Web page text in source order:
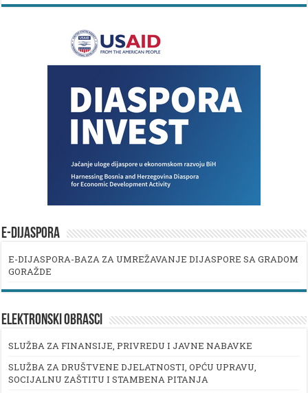
E-DIJASPORA
E-DIJASPORA-BAZA ZA UMREŽAVANJE DIJASPORE SA GRADOM
GORAŽDE
ELEKTRONSKI OBRASCI
SLUŽBA ZA FINANSIJE, PRIVREDU I JAVNE NABAVKE
SLUŽBA ZA DRUŠTVENE DJELATNOSTI, OPĆU UPRAVU,
SOCIJALNU ZAŠTITU I STAMBENA PITANJA